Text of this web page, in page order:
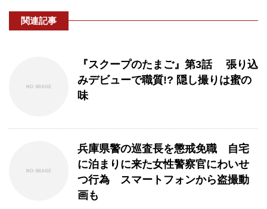
関連記事
『スクープのたまご』第3話 張り込
みデビューで職質!? 隠し撮りは蜜の
味
兵庫県警の巡査長を懲戒免職 自宅
に泊まりに来た女性警察官にわいせ
つ行為 スマートフォンから盗撮動
画も